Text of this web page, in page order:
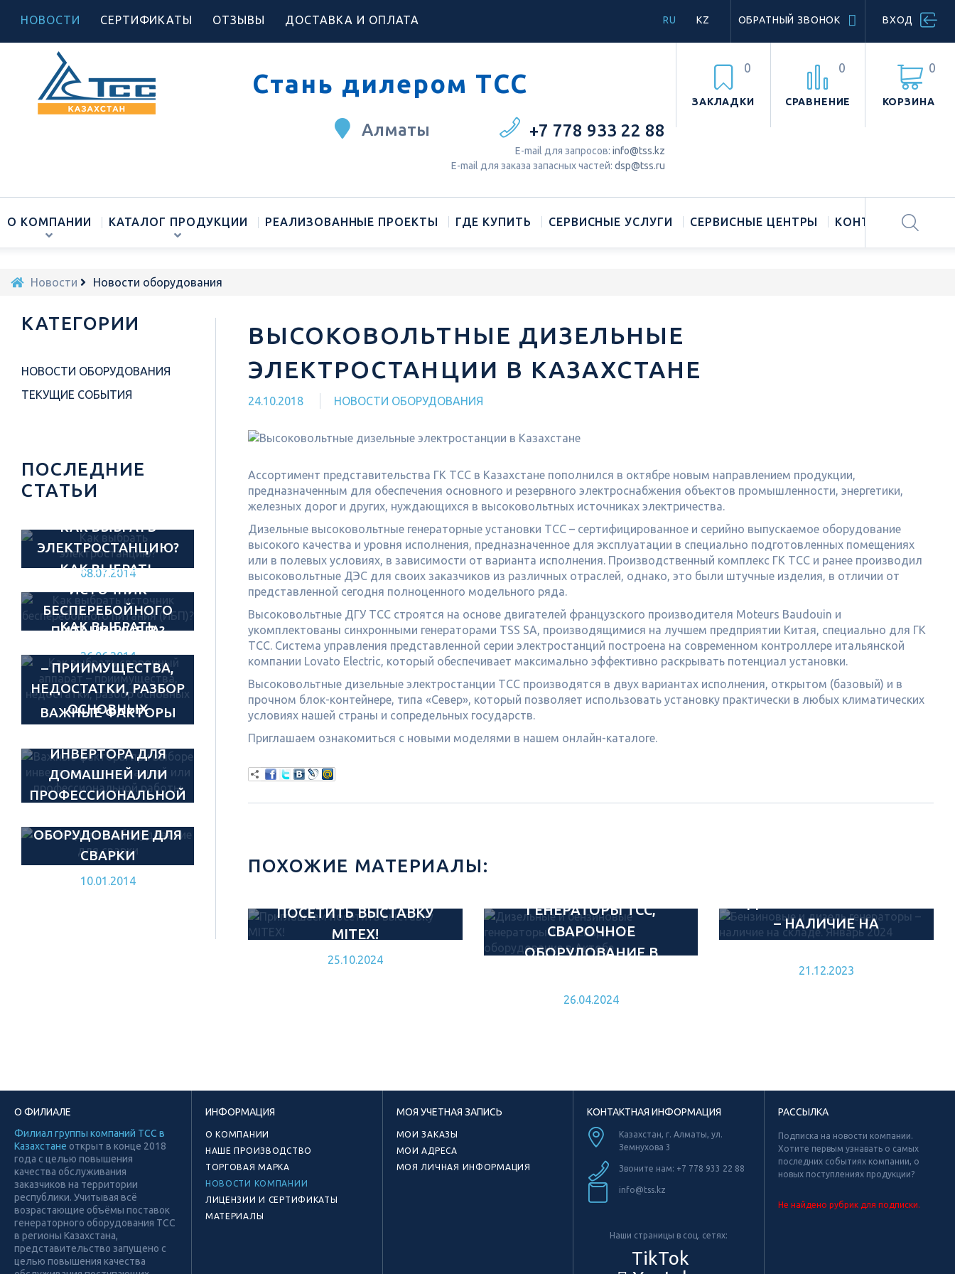
НОВОСТИ СЕРТИФИКАТЫ ОТЗЫВЫ ДОСТАВКА И ОПЛАТА ВХОД
ОБРАТНЫЙ ЗВОНОК
RU KZ
Стань дилером ТСС
КОРЗИНА
0
ЗАКЛАДКИ
0
СРАВНЕНИЕ
0
+7 778 933 22 88
Е-mail для запросов: info@tss.kz
Е-mail для заказа запасных частей: dsp@tss.ru
Алматы
О КОМПАНИИ КАТАЛОГ ПРОДУКЦИИ РЕАЛИЗОВАННЫЕ ПРОЕКТЫ ГДЕ КУПИТЬ СЕРВИСНЫЕ УСЛУГИ СЕРВИСНЫЕ ЦЕНТРЫ КОНТАКТЫ
Новости Новости оборудования
ВЫСОКОВОЛЬТНЫЕ ДИЗЕЛЬНЫЕ
ЭЛЕКТРОСТАНЦИИ В КАЗАХСТАНЕ
24.10.2018 НОВОСТИ ОБОРУДОВАНИЯ
Ассортимент представительства ГК ТСС в Казахстане пополнился в октябре новым направлением продукции,
предназначенным для обеспечения основного и резервного электроснабжения объектов промышленности, энергетики,
железных дорог и других, нуждающихся в высоковольтных источниках электричества.
Дизельные высоковольтные генераторные установки ТСС – сертифицированное и серийно выпускаемое оборудование
высокого качества и уровня исполнения, предназначенное для эксплуатации в специально подготовленных помещениях
или в полевых условиях, в зависимости от варианта исполнения. Производственный комплекс ГК ТСС и ранее производил
высоковольтные ДЭС для своих заказчиков из различных отраслей, однако, это были штучные изделия, в отличии от
представленной сегодня полноценного модельного ряда.
Высоковольтные ДГУ ТСС строятся на основе двигателей французского производителя Moteurs Baudouin и
укомплектованы синхронными генераторами TSS SA, производящимися на лучшем предприятии Китая, специально для ГК
ТСС. Система управления представленной серии электростанций построена на современном контроллере итальянской
компании Lovato Electric, который обеспечивает максимально эффективно раскрывать потенциал установки.
Высоковольтные дизельные электростанции ТСС производятся в двух вариантах исполнения, открытом (базовый) и в
прочном блок-контейнере, типа «Север», который позволяет использовать установку практически в любых климатических
условиях нашей страны и сопредельных государств.
Приглашаем ознакомиться с новыми моделями в нашем онлайн-каталоге.
ПОХОЖИЕ МАТЕРИАЛЫ:
ПОСЕТИТЬ ВЫСТАВКУ
MITEX!
25.10.2024
ГЕНЕРАТОРЫ ТСС,
СВАРОЧНОЕ
ОБОРУДОВАНИЕ В
26.04.2024
– НАЛИЧИЕ НА
СКЛАДЕ. ЯНВАРЬ 2024
21.12.2023
КАТЕГОРИИ
НОВОСТИ ОБОРУДОВАНИЯ
ТЕКУЩИЕ СОБЫТИЯ
ПОСЛЕДНИЕ
СТАТЬИ
КАК ВЫБРАТЬ
ЭЛЕКТРОСТАНЦИЮ?
08.07.2014
КАК ВЫБРАТЬ
ИСТОЧНИК
БЕСПЕРЕБОЙНОГО
ПИТАНИЯ (ИБП)?
26.06.2014
КАК ВЫБРАТЬ
– ПРИИМУЩЕСТВА,
НЕДОСТАТКИ, РАЗБОР
ОСНОВНЫХ
ХАРАКТЕРИСТИК.
20.05.2014
ВАЖНЫЕ ФАКТОРЫ
ИНВЕРТОРА ДЛЯ
ДОМАШНЕЙ ИЛИ
ПРОФЕССИОНАЛЬНОЙ
20.03.2014
ОБОРУДОВАНИЕ ДЛЯ
СВАРКИ
10.01.2014
О ФИЛИАЛЕ
Филиал группы компаний ТСС в
Казахстане открыт в конце 2018
года с целью повышения
качества обслуживания
заказчиков на территории
республики. Учитывая всё
возрастающие объёмы поставок
генераторного оборудования ТСС
в регионы Казахстана,
представительство запущено с
целью повышения качества
ИНФОРМАЦИЯ
О КОМПАНИИ
НАШЕ ПРОИЗВОДСТВО
ТОРГОВАЯ МАРКА
НОВОСТИ КОМПАНИИ
ЛИЦЕНЗИИ И СЕРТИФИКАТЫ
МАТЕРИАЛЫ
МОЯ УЧЕТНАЯ ЗАПИСЬ
МОИ ЗАКАЗЫ
МОИ АДРЕСА
МОЯ ЛИЧНАЯ ИНФОРМАЦИЯ
КОНТАКТНАЯ ИНФОРМАЦИЯ
Казахстан, г. Алматы, ул.
Земнухова 3
Звоните нам: +7 778 933 22 88
info@tss.kz
Наши страницы в соц. сетях:
TikTok
РАССЫЛКА
Подписка на новости компании.
Хотите первым узнавать о самых
последних событиях компании, о
новых поступлениях продукции?
Не найдено рубрик для подписки.